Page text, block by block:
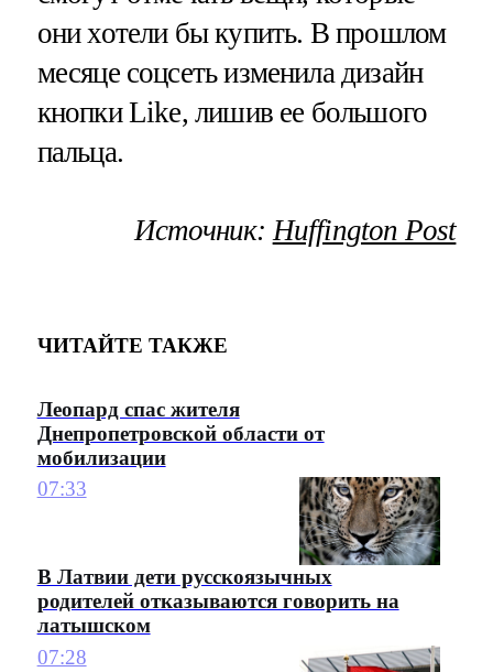
они хотели бы купить. В прошлом
месяце соцсеть изменила дизайн
кнопки Like, лишив ее большого
пальца.
Источник:Huffington Post
ЧИТАЙТЕ ТАКЖЕ
Леопард спас жителя
Днепропетровской области от
мобилизации
07:33
В Латвии дети русскоязычных
родителей отказываются говорить на
латышском
07:28